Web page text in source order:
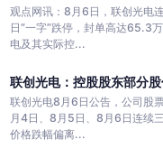
观点网讯：8月6日，联创光电
日“一字”跌停，封单高达65.3
电及其实际控...
联创光电：控股股东部分
联创光电8月6日公告，公司股
月4日、8月5日、8月6日连续
价格跌幅偏离...